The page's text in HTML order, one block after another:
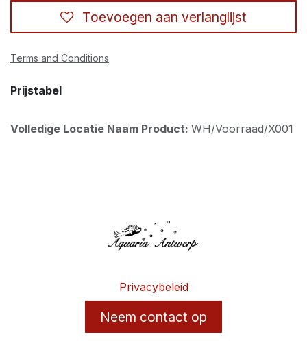
Toevoegen aan verlanglijst
Terms and Conditions
Prijstabel
Volledige Locatie Naam Product: WH/Voorraad/X001
Privacybeleid
Neem contact op